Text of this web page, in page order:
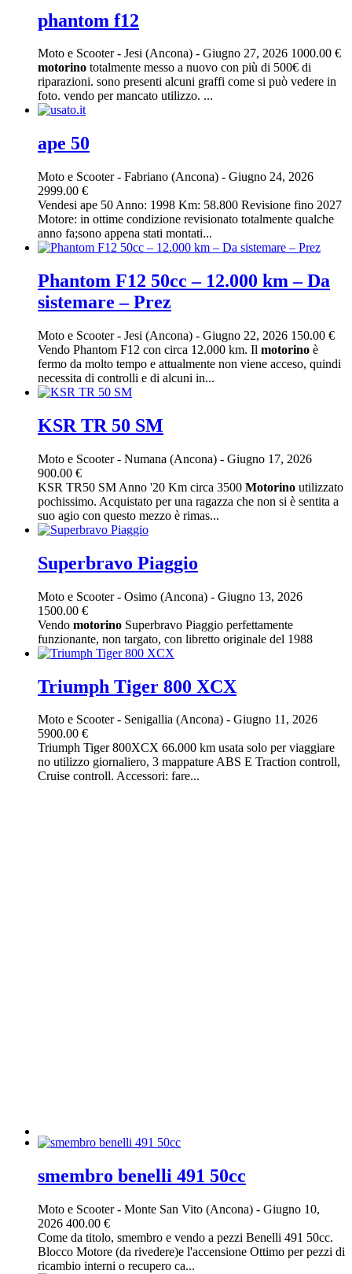
phantom f12
Moto e Scooter- Jesi (Ancona) - Giugno 27, 2026 1000.00 €
motorino totalmente messo a nuovo con più di 500€ di
riparazioni. sono presenti alcuni graffi come si può vedere in
foto. vendo per mancato utilizzo. ...
ape 50
Moto e Scooter- Fabriano (Ancona) - Giugno 24, 2026
2999.00 €
Vendesi ape 50 Anno: 1998 Km: 58.800 Revisione fino 2027
Motore: in ottime condizione revisionato totalmente qualche
anno fa;sono appena stati montati...
Phantom F12 50cc – 12.000 km – Da
sistemare – Prez
Moto e Scooter- Jesi (Ancona) - Giugno 22, 2026 150.00 €
Vendo Phantom F12 con circa 12.000 km. Il motorino è
fermo da molto tempo e attualmente non viene acceso, quindi
necessita di controlli e di alcuni in...
KSR TR 50 SM
Moto e Scooter- Numana (Ancona) - Giugno 17, 2026
900.00 €
KSR TR50 SM Anno '20 Km circa 3500 Motorino utilizzato
pochissimo. Acquistato per una ragazza che non si è sentita a
suo agio con questo mezzo è rimas...
Superbravo Piaggio
Moto e Scooter- Osimo (Ancona) - Giugno 13, 2026
1500.00 €
Vendo motorino Superbravo Piaggio perfettamente
funzionante, non targato, con libretto originale del 1988
Triumph Tiger 800 XCX
Moto e Scooter- Senigallia (Ancona) - Giugno 11, 2026
5900.00 €
Triumph Tiger 800XCX 66.000 km usata solo per viaggiare
no utilizzo giornaliero, 3 mappature ABS E Traction controll,
Cruise controll. Accessori: fare...
smembro benelli 491 50cc
Moto e Scooter- Monte San Vito (Ancona) - Giugno 10,
2026 400.00 €
Come da titolo, smembro e vendo a pezzi Benelli 491 50cc.
Blocco Motore (da rivedere)e l'accensione Ottimo per pezzi di
ricambio interni o recupero ca...